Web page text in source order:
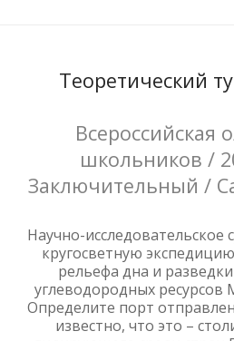
Теоретический
Всероссийская
школьников /
Заключительный /
Научно-исследовательское
кругосветную
рельефа дна и
углеводородных ресурсов
Определите порт
известно, что это –